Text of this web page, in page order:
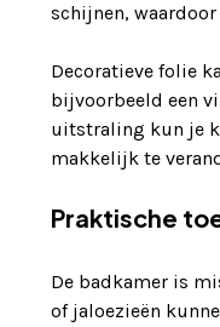
schijnen,
Decoratieve folie
bijvoorbeeld een
uitstraling kun je
makkelijk te
Praktische
De badkamer is
of jaloezieën